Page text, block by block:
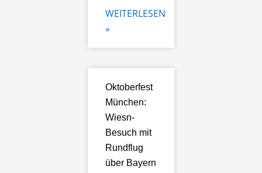
WEITERLESEN
»
Oktoberfest
München:
Wiesn-
Besuch mit
Rundflug
über Bayern